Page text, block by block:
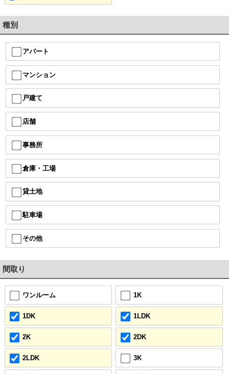
種別
アパート
マンション
戸建て
店舗
事務所
倉庫・工場
貸土地
駐車場
その他
間取り
ワンルーム 1K
1DK 1LDK
2K 2DK
2LDK 3K